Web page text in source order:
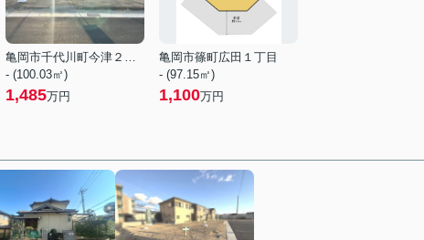
亀岡市千代川町今津２丁目
- (100.03㎡)
1,485万円
亀岡市篠町広田１丁目
- (97.15㎡)
1,100万円